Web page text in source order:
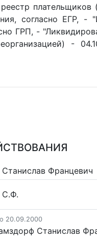
согласно ЕГР,
ГРП, -
-
Францевич
С.Ф.
20.09.2000
Станислав